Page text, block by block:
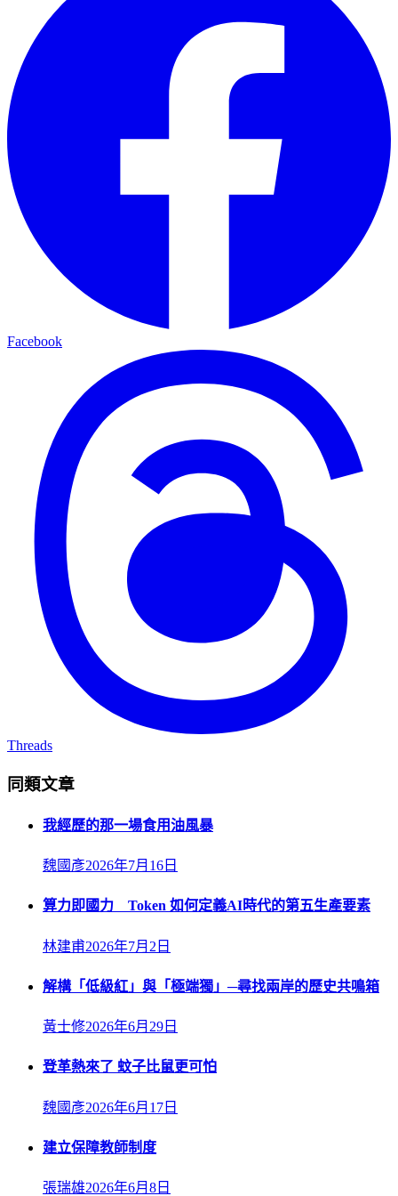
Facebook
Threads
同類文章
我經歷的那一場食用油風暴
魏國彥2026年7月16日
算力即國力 Token 如何定義AI時代的第五生產要素
林建甫2026年7月2日
解構「低級紅」與「極端獨」─尋找兩岸的歷史共鳴箱
黃士修2026年6月29日
登革熱來了 蚊子比鼠更可怕
魏國彥2026年6月17日
建立保障教師制度
張瑞雄2026年6月8日